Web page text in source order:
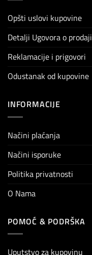
Opšti uslovi kupovine
Detalji Ugovora o prodaji
Reklamacije i prigovori
Odustanak od kupovine
INFORMACIJE
Načini plaćanja
Načini isporuke
Politika privatnosti
O Nama
POMOĆ & PODRŠKA
Uputstvo za kupovinu